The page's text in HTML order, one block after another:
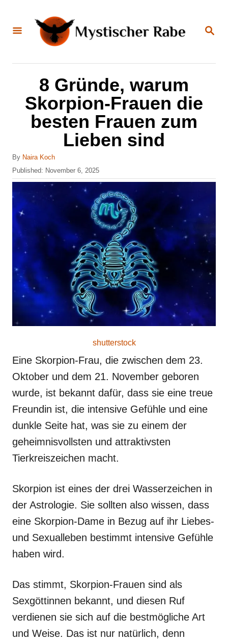
S
E
8 Gründe, warum
Skorpion-Frauen die
besten Frauen zum
Lieben sind
By A
u
t
o
r
Naira Koch
P
o
s
e
o
Published: November 6, 2025
shutterstock
Eine Skorpion-Frau, die zwischen dem 23.
Oktober und dem 21. November geboren
wurde, ist bekannt dafür, dass sie eine treue
Freundin ist, die intensive Gefühle und eine
dunkle Seite hat, was sie zu einem der
geheimnisvollsten und attraktivsten
Tierkreiszeichen macht.
Skorpion ist eines der drei Wasserzeichen in
der Astrologie. Sie sollten also wissen, dass
eine Skorpion-Dame in Bezug auf ihr Liebes-
und Sexualleben bestimmt intensive Gefühle
haben wird.
Das stimmt, Skorpion-Frauen sind als
Sexgöttinnen bekannt, und diesen Ruf
verdienen sie sich auf die bestmögliche Art
und Weise. Das ist nur natürlich, denn